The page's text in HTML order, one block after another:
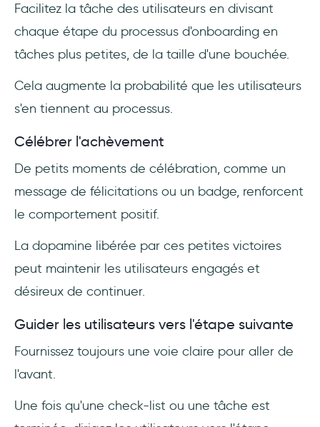
Facilitez la tâche des utilisateurs en divisant
chaque étape du processus d'onboarding en
tâches plus petites, de la taille d'une bouchée.
Cela augmente la probabilité que les utilisateurs
s'en tiennent au processus.
Célébrer l'achèvement
De petits moments de célébration, comme un
message de félicitations ou un badge, renforcent
le comportement positif.
La dopamine libérée par ces petites victoires
peut maintenir les utilisateurs engagés et
désireux de continuer.
Guider les utilisateurs vers l'étape suivante
Fournissez toujours une voie claire pour aller de
l'avant.
Une fois qu'une check-list ou une tâche est